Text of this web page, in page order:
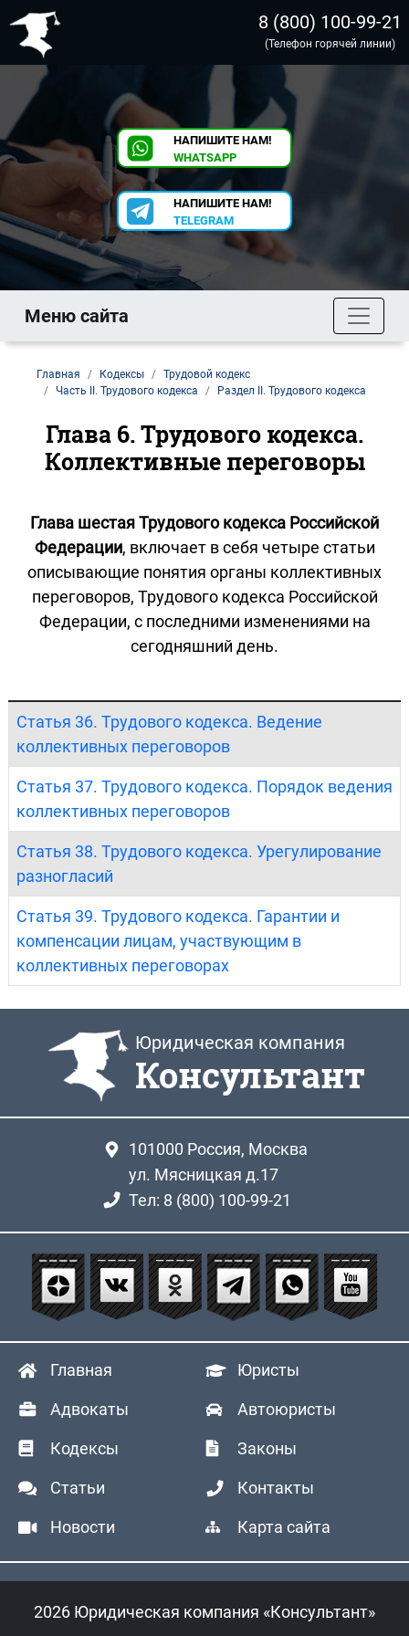
8 (800) 100-99-21
(Телефон горячей линии)
НАПИШИТЕ НАМ!
WHATSAPP
НАПИШИТЕ НАМ!
TELEGRAM
Меню сайта
Главная Кодексы
Трудовой кодекс
Часть II. Трудового кодекса
Раздел II. Трудового кодекса
Глава 6. Трудового кодекса.
Коллективные переговоры
Глава шестая Трудового кодекса Российской
Федерации, включает в себя четыре статьи
описывающие понятия органы коллективных
переговоров, Трудового кодекса Российской
Федерации, с последними изменениями на
сегодняшний день.
Статья 36. Трудового кодекса. Ведение
коллективных переговоров
Статья 37. Трудового кодекса. Порядок ведения
коллективных переговоров
Статья 38. Трудового кодекса. Урегулирование
разногласий
Статья 39. Трудового кодекса. Гарантии и
компенсации лицам, участвующим в
коллективных переговорах
Юридическая компания
Консультант
101000 Россия, Москва
ул. Мясницкая д.17
Тел: 8 (800) 100-99-21
Главная Юристы
Адвокаты Автоюристы
Кодексы Законы
Статьи Контакты
Новости Карта сайта
2026 Юридическая компания «Консультант»